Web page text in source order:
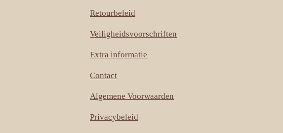
Retourbeleid
Veiligheidsvoorschriften
Extra informatie
Contact
Algemene Voorwaarden
Privacybeleid